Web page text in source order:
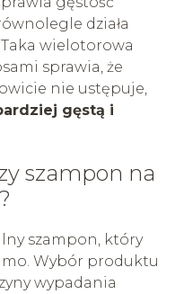
działa
wielotorowa
sprawia, że
nie ustępuje,
gęstą i
szampon na
szampon, który
Wybór produktu
wypadania